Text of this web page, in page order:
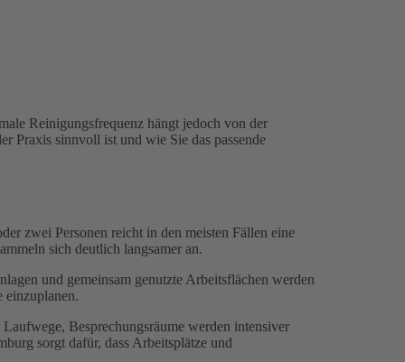
Reinigungsfrequenz hängt jedoch von der
Praxis sinnvoll ist und wie Sie das passende
zwei Personen reicht in den meisten Fällen eine
sich deutlich langsamer an.
und gemeinsam genutzte Arbeitsflächen werden
einzuplanen.
Besprechungsräume werden intensiver
sorgt dafür, dass Arbeitsplätze und